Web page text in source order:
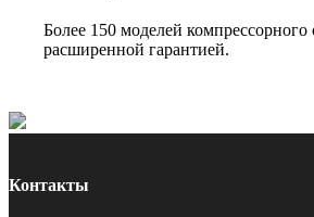
Более 150 моделей компрессорного
расширенной гарантией.
Контакты